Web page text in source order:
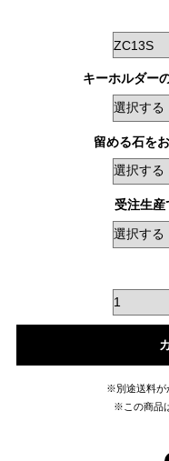
キーホルダー
留める石を
受注生産
※別途送料が
※この商品